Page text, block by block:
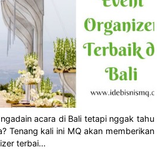
acara di Bali tetapi nggak tahu
Tenang kali ini MQ akan memberikan
terbai…